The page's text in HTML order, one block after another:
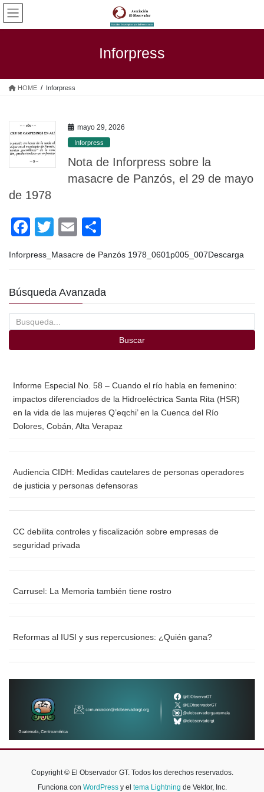
Saltar
contenido
Saltar
la
Inforpress
HOME Inforpress
mayo 29, 2026
Inforpress
Nota de Inforpress sobre la
masacre de Panzós, el 29 de mayo
de 1978
F
c
b
o
T
wi
tt
er
E
m
ail
o
m
ar
Inforpress_Masacre de Panzós 1978_0601p005_007Descarga
Búsqueda Avanzada
Buscar
Informe Especial No. 58 – Cuando el río habla en femenino:
impactos diferenciados de la Hidroeléctrica Santa Rita (HSR)
en la vida de las mujeres Q’eqchi’ en la Cuenca del Río
Dolores, Cobán, Alta Verapaz
Audiencia CIDH: Medidas cautelares de personas operadores
de justicia y personas defensoras
CC debilita controles y fiscalización sobre empresas de
seguridad privada
Carrusel: La Memoria también tiene rostro
Reformas al IUSI y sus repercusiones: ¿Quién gana?
Copyright © El Observador GT. Todos los derechos reservados.
Funciona con WordPressy el tema Lightning de Vektor, Inc.